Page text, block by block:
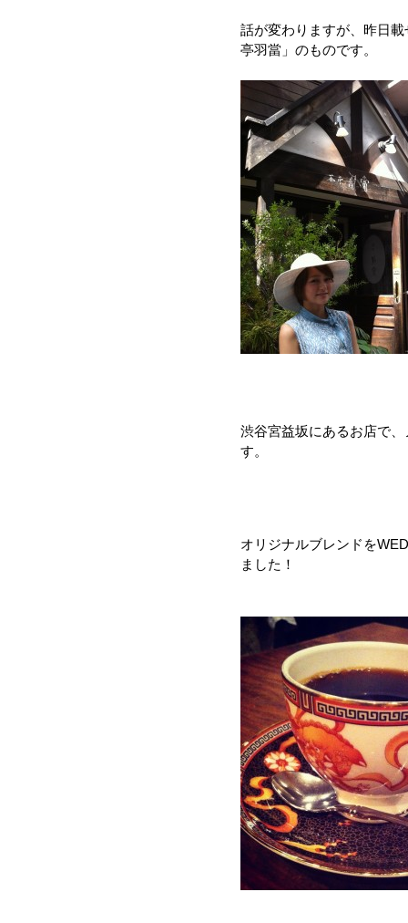
話が変わりますが、昨日
亭羽當」のものです。
渋谷宮益坂にあるお店で
す。
オリジナルブレンドを
ました！